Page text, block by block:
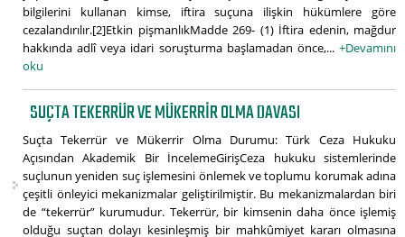
bilgilerini kullanan kimse, iftira suçuna ilişkin hükümlere göre
cezalandırılır.[2]Etkin pişmanlıkMadde 269- (1) İftira edenin, mağdur
hakkında adlî veya idari soruşturma başlamadan önce,... +Devamını
oku
SUÇTA TEKERRÜR VE MÜKERRIR OLMA DAVASI
Suçta Tekerrür ve Mükerrir Olma Durumu: Türk Ceza Hukuku
Açısından Akademik Bir İncelemeGirişCeza hukuku sistemlerinde
suçlunun yeniden suç işlemesini önlemek ve toplumu korumak adına
çeşitli önleyici mekanizmalar geliştirilmiştir. Bu mekanizmalardan biri
de “tekerrür” kurumudur. Tekerrür, bir kimsenin daha önce işlemiş
olduğu suçtan dolayı kesinleşmiş bir mahkûmiyet kararı olmasına